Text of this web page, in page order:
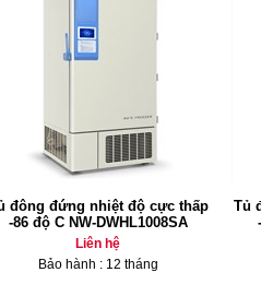
đông đứng nhiệt độ cực thấp
-86 độ C NW-DWHL1008SA
Liên hệ
Bảo hành : 12 tháng
Tủ